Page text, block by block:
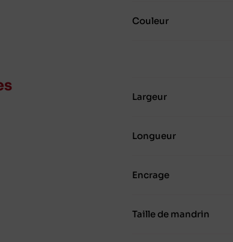
Couleur
Largeur
Longueur
Encrage
Taille de mandrin